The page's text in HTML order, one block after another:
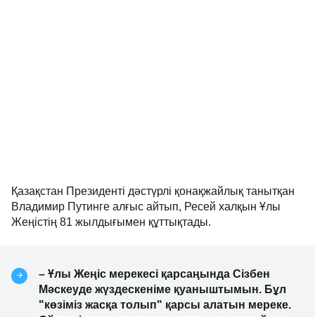
Қазақстан Президенті дәстүрлі қонақжайлық танытқан
Владимир Путинге алғыс айтып, Ресей халқын Ұлы
Жеңістің 81 жылдығымен құттықтады.
– Ұлы Жеңіс мерекесі қарсаңында Сізбен
Мәскеуде жүздескеніме қуаныштымын. Бұл
"көзіміз жасқа толып" қарсы алатын мереке.